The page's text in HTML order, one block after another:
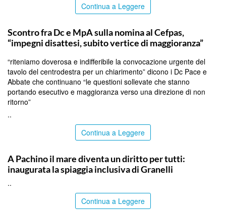
Continua a Leggere
Scontro fra Dc e MpA sulla nomina al Cefpas,
“impegni disattesi, subito vertice di maggioranza”
“riteniamo doverosa e indifferibile la convocazione urgente del
tavolo del centrodestra per un chiarimento” dicono i Dc Pace e
Abbate che continuano “le questioni sollevate che stanno
portando esecutivo e maggioranza verso una direzione di non
ritorno”
..
Continua a Leggere
A Pachino il mare diventa un diritto per tutti:
inaugurata la spiaggia inclusiva di Granelli
..
Continua a Leggere